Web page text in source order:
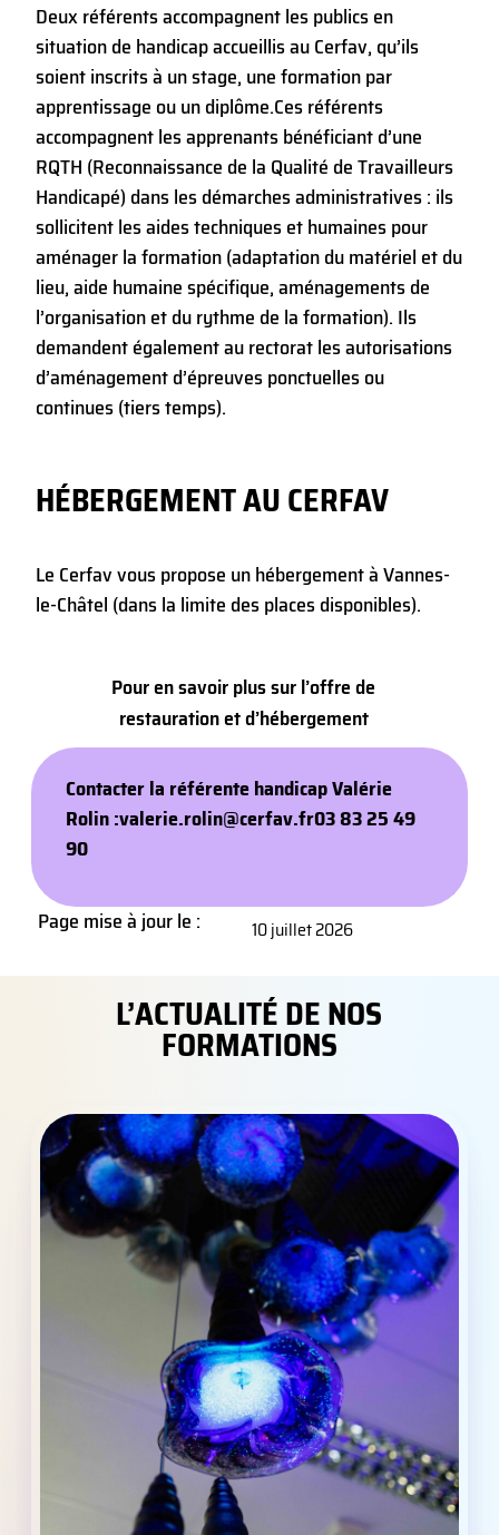
Deux référents accompagnent les publics en
situation de handicap accueillis au Cerfav, qu’ils
soient inscrits à un stage, une formation par
apprentissage ou un diplôme.Ces référents
accompagnent les apprenants bénéficiant d’une
RQTH (Reconnaissance de la Qualité de Travailleurs
Handicapé) dans les démarches administratives : ils
sollicitent les aides techniques et humaines pour
aménager la formation (adaptation du matériel et du
lieu, aide humaine spécifique, aménagements de
l’organisation et du rythme de la formation). Ils
demandent également au rectorat les autorisations
d’aménagement d’épreuves ponctuelles ou
continues (tiers temps).
HÉBERGEMENT AU CERFAV
Le Cerfav vous propose un hébergement à Vannes-
le-Châtel (dans la limite des places disponibles).
Pour en savoir plus sur l’offre de
restauration et d’hébergement
Contacter la référente handicap Valérie
Rolin :valerie.rolin@cerfav.fr03 83 25 49
90
Page mise à jour le : 10 juillet 2026
L’ACTUALITÉ DE NOS
FORMATIONS